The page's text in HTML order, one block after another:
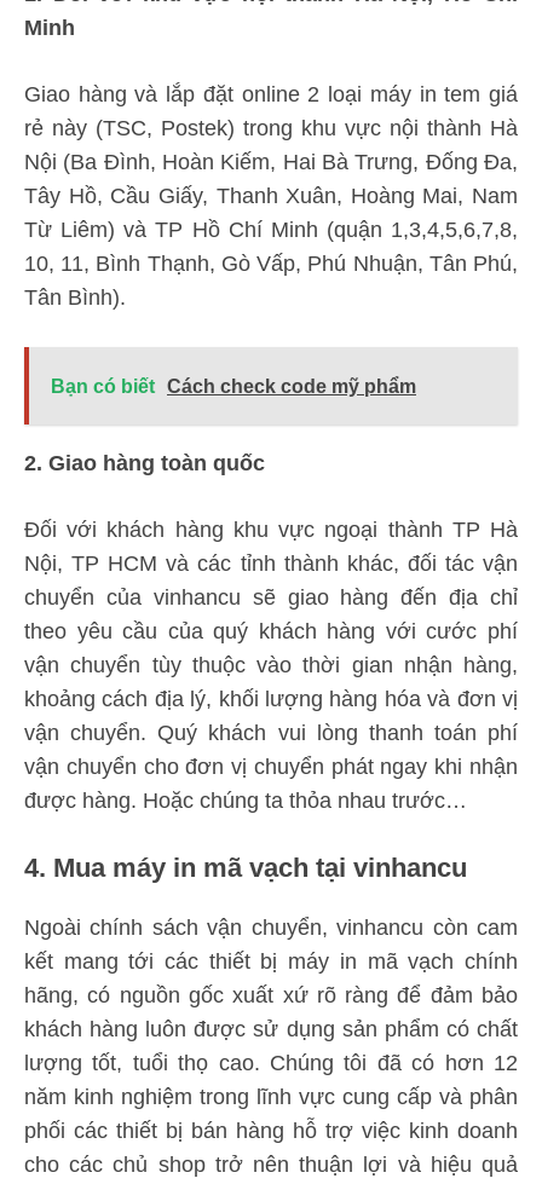
Minh
Giao hàng và lắp đặt online 2 loại máy in tem giá
rẻ này (TSC, Postek) trong khu vực nội thành Hà
Nội (Ba Đình, Hoàn Kiếm, Hai Bà Trưng, Đống Đa,
Tây Hồ, Cầu Giấy, Thanh Xuân, Hoàng Mai, Nam
Từ Liêm) và TP Hồ Chí Minh (quận 1,3,4,5,6,7,8,
10, 11, Bình Thạnh, Gò Vấp, Phú Nhuận, Tân Phú,
Tân Bình).
Bạn có biết Cách check code mỹ phẩm
2. Giao hàng toàn quốc
Đối với khách hàng khu vực ngoại thành TP Hà
Nội, TP HCM và các tỉnh thành khác, đối tác vận
chuyển của vinhancu sẽ giao hàng đến địa chỉ
theo yêu cầu của quý khách hàng với cước phí
vận chuyển tùy thuộc vào thời gian nhận hàng,
khoảng cách địa lý, khối lượng hàng hóa và đơn vị
vận chuyển. Quý khách vui lòng thanh toán phí
vận chuyển cho đơn vị chuyển phát ngay khi nhận
được hàng. Hoặc chúng ta thỏa nhau trước…
4. Mua máy in mã vạch tại vinhancu
Ngoài chính sách vận chuyển, vinhancu còn cam
kết mang tới các thiết bị máy in mã vạch chính
hãng, có nguồn gốc xuất xứ rõ ràng để đảm bảo
khách hàng luôn được sử dụng sản phẩm có chất
lượng tốt, tuổi thọ cao. Chúng tôi đã có hơn 12
năm kinh nghiệm trong lĩnh vực cung cấp và phân
phối các thiết bị bán hàng hỗ trợ việc kinh doanh
cho các chủ shop trở nên thuận lợi và hiệu quả